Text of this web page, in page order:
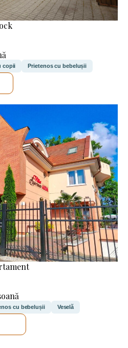
copii Prietenos cu bebelușii
cu bebelușii Veselă